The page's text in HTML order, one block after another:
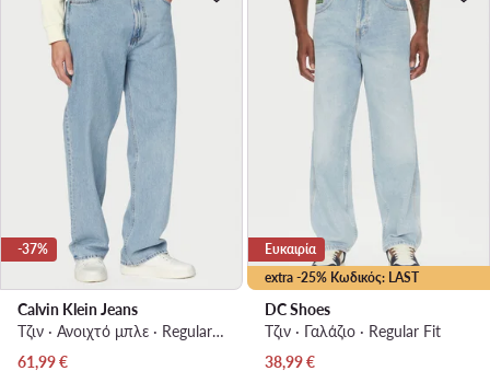
-37%
Calvin Klein Jeans
Τζιν · Ανοιχτό μπλε · Regular Fit
Τρέχουσα τιμή
61,99€
extra -25% Κωδικός: LAST
Ευκαιρία
DC Shoes
Τζιν · Γαλάζιο · Regular Fit
Τρέχουσα τιμή
38,99€